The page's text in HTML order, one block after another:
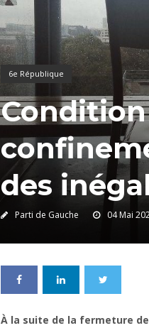
6e République
des
Parti de Gauche 04 Mai
À la suite de la fermeture